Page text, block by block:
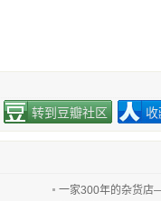
转到豆瓣社区
一家300年的杂货